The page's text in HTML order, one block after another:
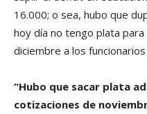
16.000; o sea, hubo que
hoy día no tengo plata
diciembre a los
“Hubo que sacar plata
cotizaciones de